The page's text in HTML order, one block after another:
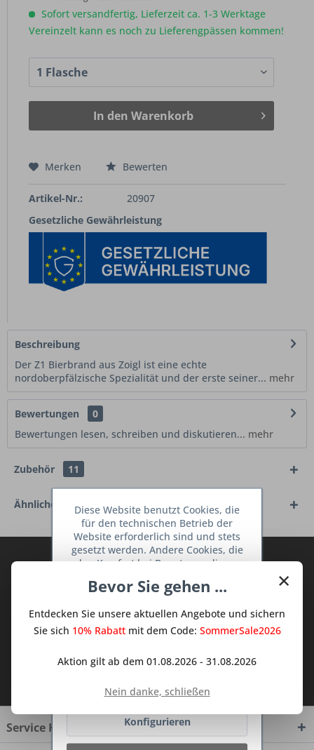
Sofort versandfertig, Lieferzeit ca. 1-3 Werktage
Vereinzelt kann es noch zu Lieferengpässen kommen!
In den Warenkorb
Merken Bewerten
Artikel-Nr.:
20907
Gesetzliche Gewährleistung
Beschreibung
Der Z1 Bierbrand aus Zoigl ist eine echte
nordoberpfälzische Spezialität und der erste seiner... mehr
Bewertungen
0
Bewertungen lesen, schreiben und diskutieren... mehr
Zubehör 11
Ähnliche Artikel
Abonnieren Sie den kostenlosen Deine
Sie keine Neuigkeit oder Aktion mehr aus
dem Traum Küchen - Shop.
Ich habe dieDatenschutzbestimmungen
zur Kenntnis genommen.
Service Hotline
×
Bevor Sie gehen ...
Entdecken Sie unsere aktuellen Angebote und sichern
Sie sich 10% Rabattmit dem Code: SommerSale2026
Aktion gilt ab dem 01.08.2026 - 31.08.2026
Nein danke, schließen
Diese Website benutzt Cookies, die
für den technischen Betrieb der
Website erforderlich sind und stets
gesetzt werden. Andere Cookies, die
den Komfort bei Benutzung dieser
dienen oder die Interaktion mit
Netzwerken vereinfachen sollen,
werden nur mit Ihrer Zustimmung
Ablehnen
Konfigurieren